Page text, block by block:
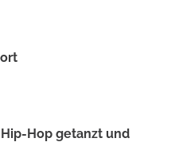
Hop getanzt und